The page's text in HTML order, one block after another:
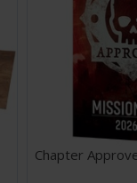
Chapter